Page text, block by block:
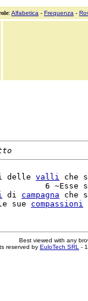
: Alfabetica - Frequenza -
delle valli che
6 ~Esse
di campagna che
sue compassioni
Best viewed with any
reserved by EuloTech SRL -